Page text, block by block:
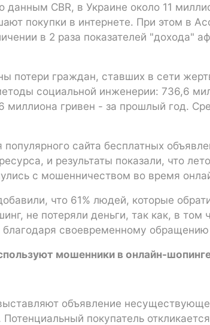
данным CBR, в Украине около 11
покупки в интернете. При этом в
в 2 раза показателей "дохода"
потери граждан, ставших в сети
социальной инженерии: 736,6
миллиона гривен - за прошлый год.
сайта бесплатных
и результаты показали, что
с мошенничеством во время
что 61% людей, которые
не потеряли деньги, так как, в том
благодаря своевременному
мошенники в онлайн-
объявление
Потенциальный покупатель